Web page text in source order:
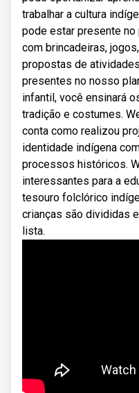
trabalhar a cultura
pode estar presente no
com brincadeiras,
propostas de
presentes no nosso
infantil, você ensinará
tradição e costumes.
conta como realizou
identidade indígena
processos históricos.
interessantes para a
tesouro folclórico
crianças são divididas
lista.